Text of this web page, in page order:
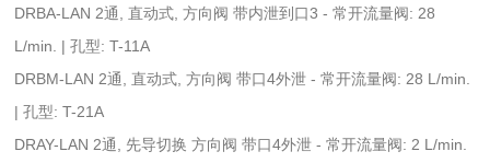
DRBA-LAN 2通, 直动式, 方向阀 带内泄到口3 - 常开流量阀: 28
L/min. | 孔型: T-11A
DRBM-LAN 2通, 直动式, 方向阀 带口4外泄 - 常开流量阀: 28 L/min.
| 孔型: T-21A
DRAY-LAN 2通, 先导切换 方向阀 带口4外泄 - 常开流量阀: 2 L/min.